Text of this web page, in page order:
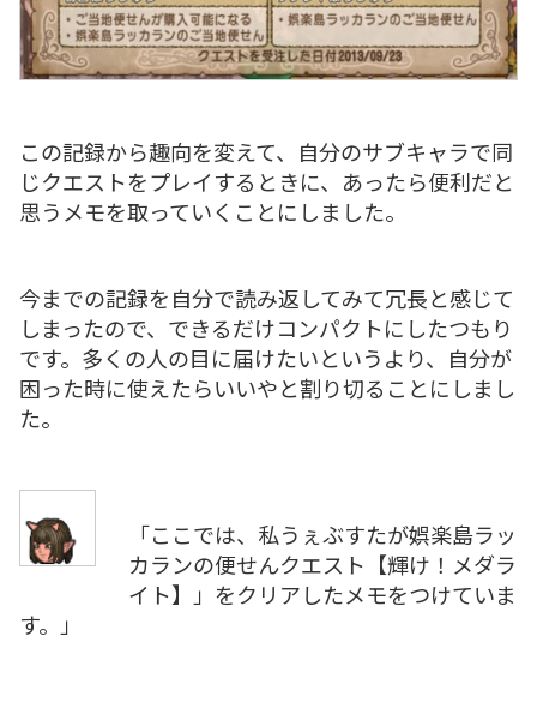
この記録から趣向を変えて、自分のサブキャラで同
じクエストをプレイするときに、あったら便利だと
思うメモを取っていくことにしました。
今までの記録を自分で読み返してみて冗長と感じて
しまったので、できるだけコンパクトにしたつもり
です。多くの人の目に届けたいというより、自分が
困った時に使えたらいいやと割り切ることにしまし
た。
「ここでは、私うぇぶすたが娯楽島ラッ
カランの便せんクエスト【輝け！メダラ
イト】」をクリアしたメモをつけていま
す。」